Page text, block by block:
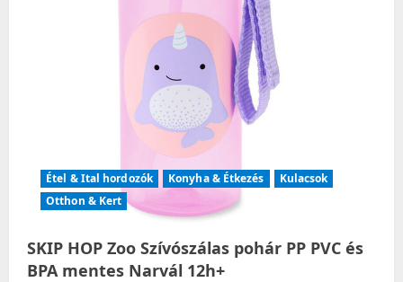
Étel & Ital hordozók Konyha & Étkezés
Kulacsok
Otthon & Kert
SKIP HOP Zoo Szívószálas pohár PP PVC és
BPA mentes Narvál 12h+